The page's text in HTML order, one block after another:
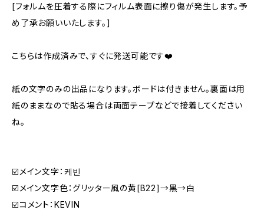
[フォルムを圧着する際にフィルム表面に擦り傷が発生します。予
め了承お願いいたします。]
こちらは作成済みで、すぐに発送可能です❤️
紙の文字のみの出品になります。ボードは付きません。裏面は用
紙のままなので貼る場合は両面テープなどで接着してください
ね。
☑️メイン文字：케빈
☑️メイン文字色：グリッター風の黄[B22]→黒→白
☑️コメント：KEVIN